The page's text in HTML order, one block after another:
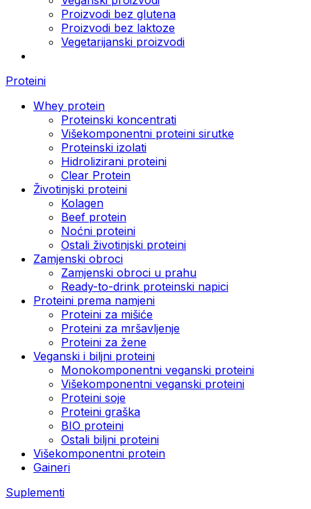
Proizvodi bez glutena
Proizvodi bez laktoze
Vegetarijanski proizvodi
Proteini
Whey protein
Proteinski koncentrati
Višekomponentni proteini sirutke
Proteinski izolati
Hidrolizirani proteini
Clear Protein
Životinjski proteini
Kolagen
Beef protein
Noćni proteini
Ostali životinjski proteini
Zamjenski obroci
Zamjenski obroci u prahu
Ready-to-drink proteinski napici
Proteini prema namjeni
Proteini za mišiće
Proteini za mršavljenje
Proteini za žene
Veganski i biljni proteini
Monokomponentni veganski proteini
Višekomponentni veganski proteini
Proteini soje
Proteini graška
BIO proteini
Ostali biljni proteini
Višekomponentni protein
Gaineri
Suplementi